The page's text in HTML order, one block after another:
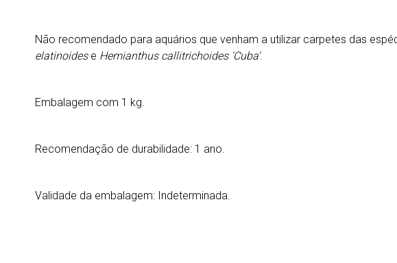
Não recomendado para aquários que venham a utilizar carpetes das
elatinoidese Hemianthus callitrichoides 'Cuba'.
Embalagem com 1 kg.
Recomendação de durabilidade: 1 ano.
Validade da embalagem: Indeterminada.